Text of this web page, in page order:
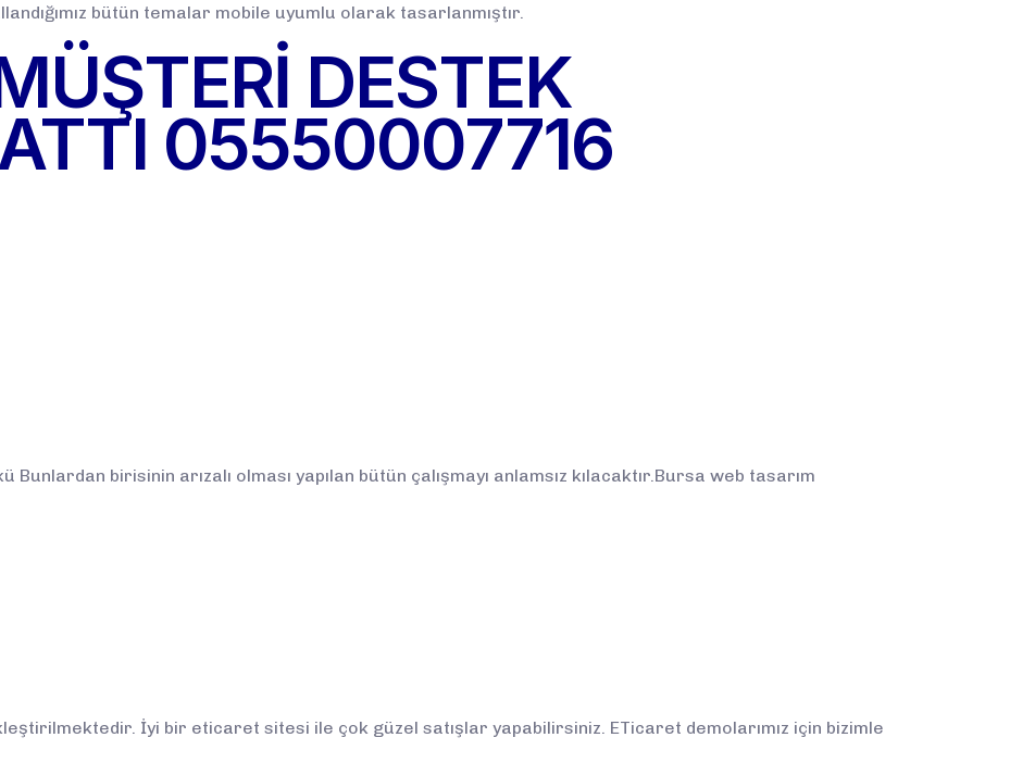
bütün temalar mobile uyumlu olarak tasarlanmıştır.
DESTEK
05550007716
birisinin arızalı olması yapılan bütün çalışmayı anlamsız kılacaktır.Bursa web tasarım
İyi bir eticaret sitesi ile çok güzel satışlar yapabilirsiniz. ETicaret demolarımız için bizimle